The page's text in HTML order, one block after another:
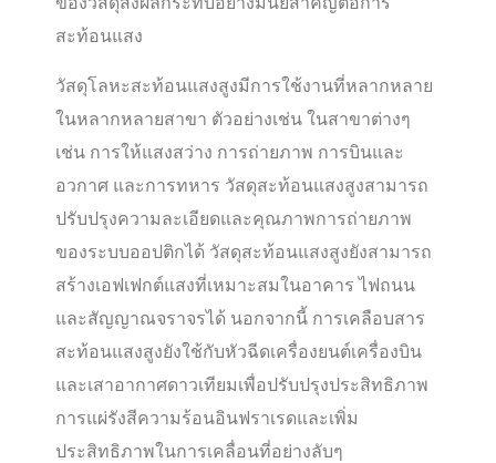
สะท้อนแสง
วัสดุโลหะสะท้อนแสงสูงมีการใช้งานที่หลากหลาย
ในหลากหลายสาขา ตัวอย่างเช่น ในสาขาต่างๆ
เช่น การให้แสงสว่าง การถ่ายภาพ การบินและ
อวกาศ และการทหาร วัสดุสะท้อนแสงสูงสามารถ
ปรับปรุงความละเอียดและคุณภาพการถ่ายภาพ
ของระบบออปติกได้ วัสดุสะท้อนแสงสูงยังสามารถ
สร้างเอฟเฟกต์แสงที่เหมาะสมในอาคาร ไฟถนน
และสัญญาณจราจรได้ นอกจากนี้ การเคลือบสาร
สะท้อนแสงสูงยังใช้กับหัวฉีดเครื่องยนต์เครื่องบิน
และเสาอากาศดาวเทียมเพื่อปรับปรุงประสิทธิภาพ
การแผ่รังสีความร้อนอินฟราเรดและเพิ่ม
ประสิทธิภาพในการเคลื่อนที่อย่างลับๆ